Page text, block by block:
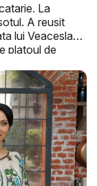
La
A reusit
lui Veaceslav
platoul de